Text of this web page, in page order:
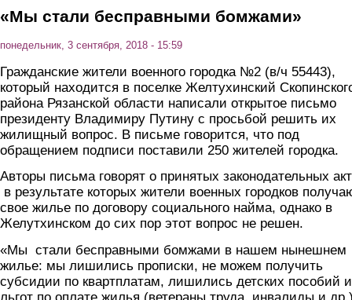
«Мы стали бесправными бомжами»
понедельник, 3 сентября, 2018 - 15:59
Гражданские жители военного городка №2 (в/ч 55443),
который находится в поселке Желтухинский
района Рязанской области написали открытое письмо
президенту Владимиру Путину с просьбой решить их
жилищный вопрос. В письме говорится, что под
обращением подписи поставили 250 жителей городка.
Авторы письма говорят о принятых законодательных
в результате которых жители военных городков
свое жилье по договору социального найма, однако в
Желутхинском до сих пор этот вопрос не решен.
«Мы стали бесправными бомжами в нашем нынешнем
жилье: мы лишились прописки, не можем получить
субсидии по квартплатам, лишились детских пособий и
льгот по оплате жилья (ветераны труда, инвалиды и